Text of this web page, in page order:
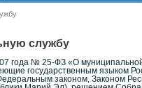
службу
года № 25-ФЗ «О
государственным
законом, Законом